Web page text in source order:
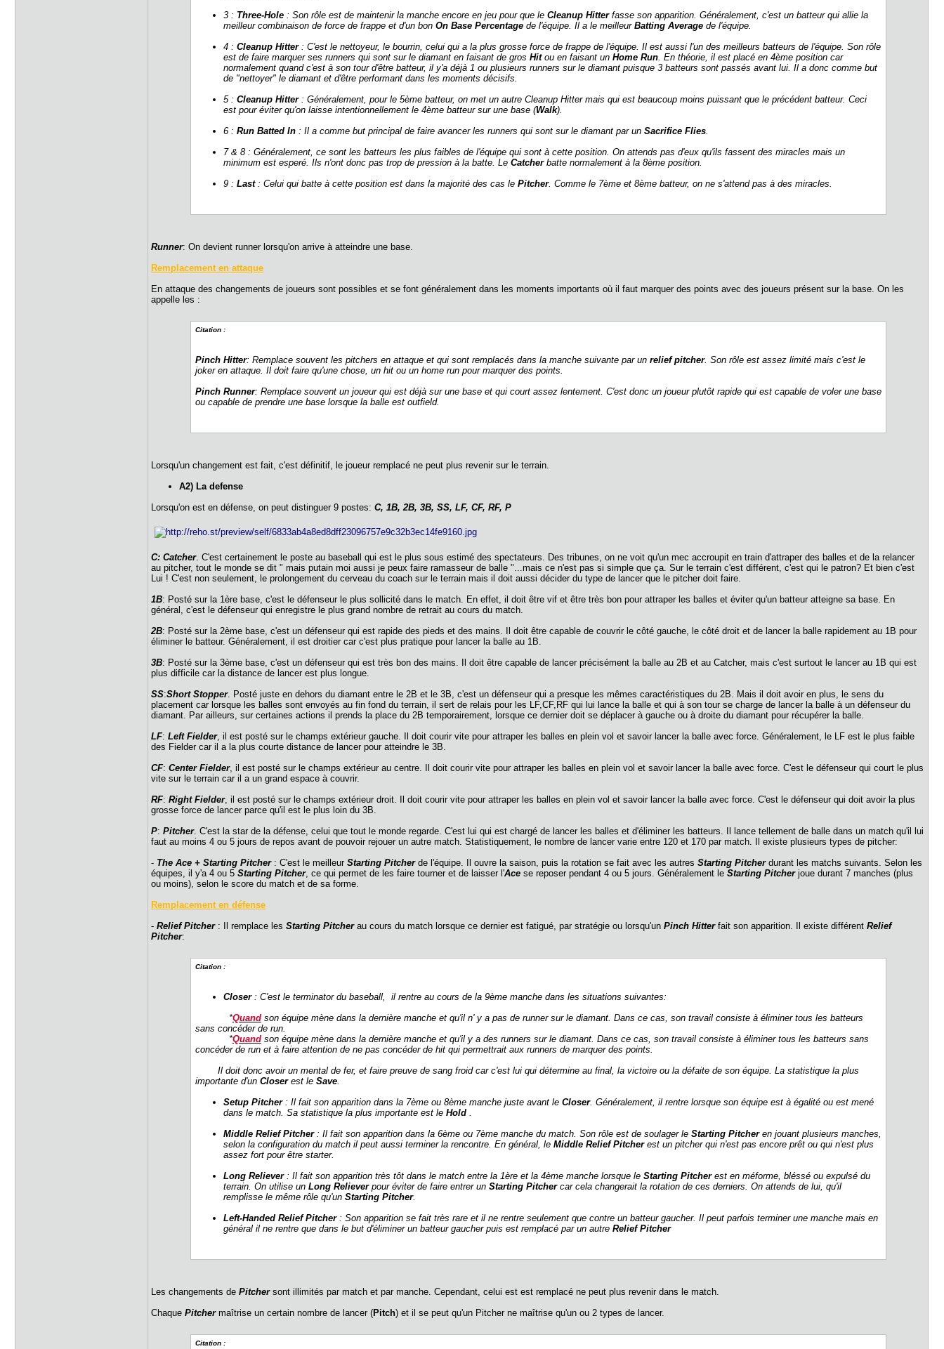
3 : Three-Hole: Son rôle est de maintenir la manche encore en jeu pour que le Cleanup Hitterfasse son apparition. Généralement, c'est un batteur qui allie la
meilleur combinaison de force de frappe et d'un bon On Base Percentagede l'équipe. Il a le meilleur Batting Averagede l'équipe.
4 : Cleanup Hitter: C'est le nettoyeur, le bourrin, celui qui a la plus grosse force de frappe de l'équipe. Il est aussi l'un des meilleurs batteurs de l'équipe. Son rôle
est de faire marquer ses runners qui sont sur le diamant en faisant de gros Hitou en faisant un Home Run. En théorie, il est placé en 4ème position car
normalement quand c'est à son tour d'être batteur, il y'a déjà 1 ou plusieurs runners sur le diamant puisque 3 batteurs sont passés avant lui. Il a donc comme but
de "nettoyer" le diamant et d'être performant dans les moments décisifs.
5 : Cleanup Hitter: Généralement, pour le 5ème batteur, on met un autre Cleanup Hitter mais qui est beaucoup moins puissant que le précédent batteur. Ceci
est pour éviter qu'on laisse intentionnellement le 4ème batteur sur une base (Walk).
6 : Run Batted In: Il a comme but principal de faire avancer les runners qui sont sur le diamant par un Sacrifice Flies.
7 & 8 : Généralement, ce sont les batteurs les plus faibles de l'équipe qui sont à cette position. On attends pas d'eux qu'ils fassent des miracles mais un
minimum est esperé. Ils n'ont donc pas trop de pression à la batte. Le Catcherbatte normalement à la 8ème position.
9 : Last: Celui qui batte à cette position est dans la majorité des cas le Pitcher. Comme le 7ème et 8ème batteur, on ne s'attend pas à des miracles.
Runner: On devient runner lorsqu'on arrive à atteindre une base.
Remplacement en attaque
En attaque des changements de joueurs sont possibles et se font généralement dans les moments importants où il faut marquer des points avec des joueurs présent sur la base. On les
appelle les :
Citation :
Pinch Hitter: Remplace souvent les pitchers en attaque et qui sont remplacés dans la manche suivante par un relief pitcher. Son rôle est assez limité mais c'est le
joker en attaque. Il doit faire qu'une chose, un hit ou un home run pour marquer des points.
Pinch Runner: Remplace souvent un joueur qui est déjà sur une base et qui court assez lentement. C'est donc un joueur plutôt rapide qui est capable de voler une base
ou capable de prendre une base lorsque la balle est outfield.
Lorsqu'un changement est fait, c'est définitif, le joueur remplacé ne peut plus revenir sur le terrain.
A2) La defense
Lorsqu'on est en défense, on peut distinguer 9 postes:C, 1B, 2B, 3B, SS, LF, CF, RF, P
C: Catcher. C'est certainement le poste au baseball qui est le plus sous estimé des spectateurs. Des tribunes, on ne voit qu'un mec accroupit en train d'attraper des balles et de la relancer
au pitcher, tout le monde se dit " mais putain moi aussi je peux faire ramasseur de balle "...mais ce n'est pas si simple que ça. Sur le terrain c'est différent, c'est qui le patron? Et bien c'est
Lui ! C'est non seulement, le prolongement du cerveau du coach sur le terrain mais il doit aussi décider du type de lancer que le pitcher doit faire.
1B: Posté sur la 1ère base, c'est le défenseur le plus sollicité dans le match. En effet, il doit être vif et être très bon pour attraper les balles et éviter qu'un batteur atteigne sa base. En
général, c'est le défenseur qui enregistre le plus grand nombre de retrait au cours du match.
2B: Posté sur la 2ème base, c'est un défenseur qui est rapide des pieds et des mains. Il doit être capable de couvrir le côté gauche, le côté droit et de lancer la balle rapidement au 1B pour
éliminer le batteur. Généralement, il est droitier car c'est plus pratique pour lancer la balle au 1B.
3B: Posté sur la 3ème base, c'est un défenseur qui est très bon des mains. Il doit être capable de lancer précisément la balle au 2B et au Catcher, mais c'est surtout le lancer au 1B qui est
plus difficile car la distance de lancer est plus longue.
SS:Short Stopper. Posté juste en dehors du diamant entre le 2B et le 3B, c'est un défenseur qui a presque les mêmes caractéristiques du 2B. Mais il doit avoir en plus, le sens du
placement car lorsque les balles sont envoyés au fin fond du terrain, il sert de relais pour les LF,CF,RF qui lui lance la balle et qui à son tour se charge de lancer la balle à un défenseur du
diamant. Par ailleurs, sur certaines actions il prends la place du 2B temporairement, lorsque ce dernier doit se déplacer à gauche ou à droite du diamant pour récupérer la balle.
LF:Left Fielder, il est posté sur le champs extérieur gauche. Il doit courir vite pour attraper les balles en plein vol et savoir lancer la balle avec force. Généralement, le LF est le plus faible
des Fielder car il a la plus courte distance de lancer pour atteindre le 3B.
CF:Center Fielder, il est posté sur le champs extérieur au centre. Il doit courir vite pour attraper les balles en plein vol et savoir lancer la balle avec force. C'est le défenseur qui court le plus
vite sur le terrain car il a un grand espace à couvrir.
RF:Right Fielder, il est posté sur le champs extérieur droit. Il doit courir vite pour attraper les balles en plein vol et savoir lancer la balle avec force. C'est le défenseur qui doit avoir la plus
grosse force de lancer parce qu'il est le plus loin du 3B.
P:Pitcher. C'est la star de la défense, celui que tout le monde regarde. C'est lui qui est chargé de lancer les balles et d'éliminer les batteurs. Il lance tellement de balle dans un match qu'il lui
faut au moins 4 ou 5 jours de repos avant de pouvoir rejouer un autre match. Statistiquement, le nombre de lancer varie entre 120 et 170 par match. Il existe plusieurs types de pitcher:
- The Ace + Starting Pitcher: C'est le meilleurStarting Pitcherde l'équipe. Il ouvre la saison, puis la rotation se fait avec les autresStarting Pitcherdurant les matchs suivants. Selon les
équipes, il y'a 4 ou 5Starting Pitcher, ce qui permet de les faire tourner et de laisser l'Ace se reposer pendant 4 ou 5 jours. Généralement leStarting Pitcherjoue durant 7 manches (plus
ou moins), selon le score du match et de sa forme.
Remplacement en défense
-Relief Pitcher: Il remplace lesStarting Pitcherau cours du match lorsque ce dernier est fatigué, par stratégie ou lorsqu'unPinch Hitterfait son apparition. Il existe différentRelief
Pitcher:
Citation :
Closer: C'est le terminator du baseball, il rentre au cours de la 9ème manche dans les situations suivantes:
*Quandson équipe mène dans la dernière manche et qu'il n' y a pas de runner sur le diamant. Dans ce cas, son travail consiste à éliminer tous les batteurs
sans concéder de run.
*Quandson équipe mène dans la dernière manche et qu'il y a des runners sur le diamant. Dans ce cas, son travail consiste à éliminer tous les batteurs sans
concéder de run et à faire attention de ne pas concéder de hit qui permettrait aux runners de marquer des points.
Il doit donc avoir un mental de fer, et faire preuve de sang froid car c'est lui qui détermine au final, la victoire ou la défaite de son équipe. La statistique la plus
importante d'un Closerest le Save.
Setup Pitcher: Il fait son apparition dans la 7ème ou 8ème manche juste avant le Closer. Généralement, il rentre lorsque son équipe est à égalité ou est mené
dans le match. Sa statistique la plus importante est le Hold .
Middle Relief Pitcher: Il fait son apparition dans la 6ème ou 7ème manche du match. Son rôle est de soulager le Starting Pitcheren jouant plusieurs manches,
selon la configuration du match il peut aussi terminer la rencontre. En général, le Middle Relief Pitcherest un pitcher qui n'est pas encore prêt ou qui n'est plus
assez fort pour être starter.
Long Reliever: Il fait son apparition très tôt dans le match entre la 1ère et la 4ème manche lorsque le Starting Pitcherest en méforme, bléssé ou expulsé du
terrain. On utilise un Long Relieverpour éviter de faire entrer un Starting Pitchercar cela changerait la rotation de ces derniers. On attends de lui, qu'il
remplisse le même rôle qu'un Starting Pitcher.
Left-Handed Relief Pitcher: Son apparition se fait très rare et il ne rentre seulement que contre un batteur gaucher. Il peut parfois terminer une manche mais en
général il ne rentre que dans le but d'éliminer un batteur gaucher puis est remplacé par un autre Relief Pitcher
Les changements dePitchersont illimités par match et par manche. Cependant, celui est est remplacé ne peut plus revenir dans le match.
ChaquePitchermaîtrise un certain nombre de lancer (Pitch) et il se peut qu'un Pitcher ne maîtrise qu'un ou 2 types de lancer.
Citation :